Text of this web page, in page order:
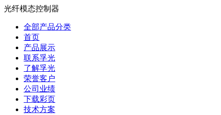
光纤模态控制器
全部产品分类
首页
产品展示
联系孚光
了解孚光
荣誉客户
公司业绩
下载彩页
技术方案